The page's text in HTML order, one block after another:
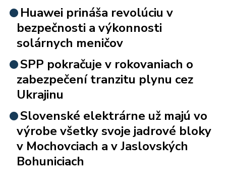
Huawei prináša revolúciu v
bezpečnosti a výkonnosti
solárnych meničov
SPP pokračuje v rokovaniach o
zabezpečení tranzitu plynu cez
Ukrajinu
Slovenské elektrárne už majú vo
výrobe všetky svoje jadrové bloky
v Mochovciach a v Jaslovských
Bohuniciach